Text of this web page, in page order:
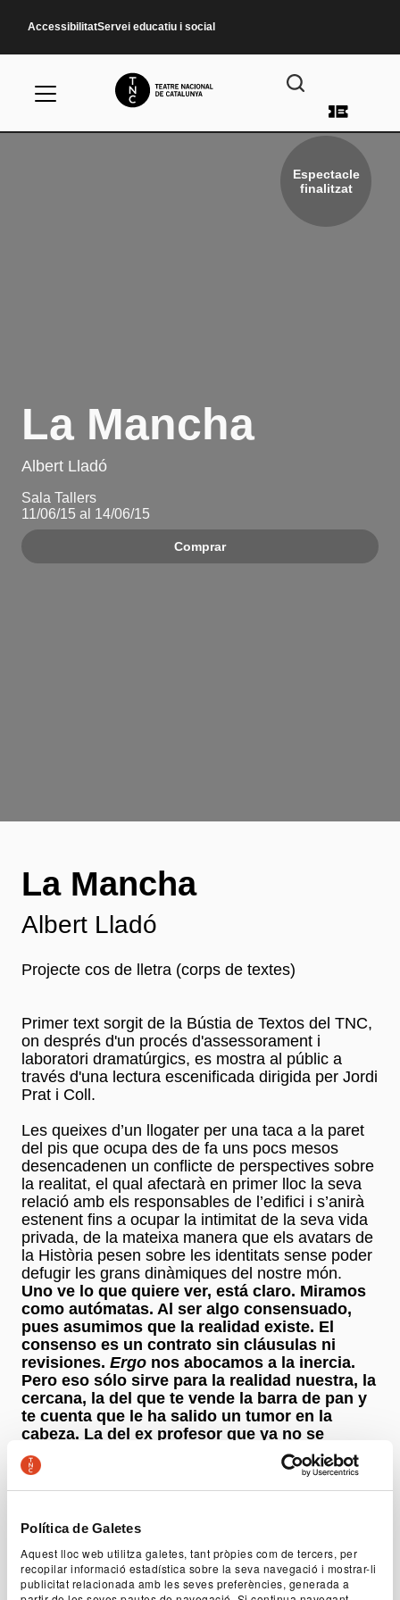
Política de Galetes
Aquest lloc web utilitza galetes, tant pròpies com de tercers, per
recopilar informació estadística sobre la seva navegació i mostrar-li
publicitat relacionada amb les seves preferències, generada a
AccessibilitatServei educatiu i social
Menú
Espectacle
finalitzat
La Mancha
Albert Lladó
Sala Tallers
11/06/15 al 14/06/15
Comprar
La Mancha
Albert Lladó
Projecte cos de lletra (corps de textes)
Primer text sorgit de la Bústia de Textos del TNC,
on després d'un procés d'assessorament i
laboratori dramatúrgics, es mostra al públic a
través d'una lectura escenificada dirigida per Jordi
Prat i Coll.
Les queixes d’un llogater per una taca a la paret
del pis que ocupa des de fa uns pocs mesos
desencadenen un conflicte de perspectives sobre
la realitat, el qual afectarà en primer lloc la seva
relació amb els responsables de l’edifici i s’anirà
estenent fins a ocupar la intimitat de la seva vida
privada, de la mateixa manera que els avatars de
la Història pesen sobre les identitats sense poder
defugir les grans dinàmiques del nostre món.
Uno ve lo que quiere ver, está claro. Miramos
como autómatas. Al ser algo consensuado,
pues asumimos que la realidad existe. El
consenso es un contrato sin cláusulas ni
revisiones. Ergo nos abocamos a la inercia.
Pero eso sólo sirve para la realidad nuestra, la
cercana, la del que te vende la barra de pan y
te cuenta que le ha salido un tumor en la
cabeza. La del ex profesor que ya no se
acuerda de nada. La de la vecina, sorda como
una tapia. Lo otro son fotos, panorámicas,
instantáneas de niños negros con el vientre
adolescentes y rifles e institutos, meteoritos
(Albert Lladó,La mancha )